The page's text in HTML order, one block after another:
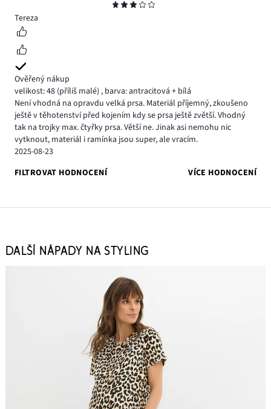
3
Tereza
Ověřený nákup
velikost: 48 (příliš malé) , barva: antracitová + bílá
Není vhodná na opravdu velká prsa. Materiál příjemný, zkoušeno
ještě v těhotenství před kojením kdy se prsa ještě zvětší. Vhodný
tak na trojky max. čtyřky prsa. Větší ne. Jinak asi nemohu nic
vytknout, materiál i ramínka jsou super, ale vracím.
2025-08-23
FILTROVAT HODNOCENÍ
VÍCE HODNOCENÍ
DALŠÍ NÁPADY NA STYLING